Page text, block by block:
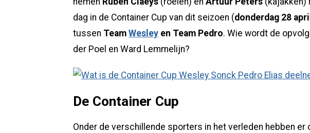
dag in de Container Cup van dit seizoen (donderdag 28 april
tussen Team Wesley en Team Pedro. Wie wordt de
der Poel en Ward Lemmelijn?
De Container Cup
Onder de verschillende sporters in het verleden hebben er